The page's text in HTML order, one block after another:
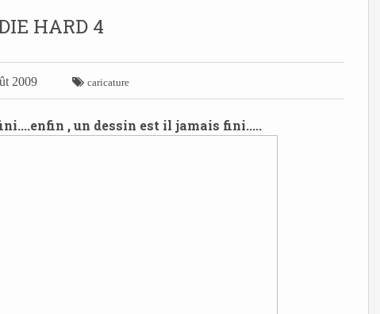
HARD 4
2009  caricature
, un dessin est il jamais fini.....